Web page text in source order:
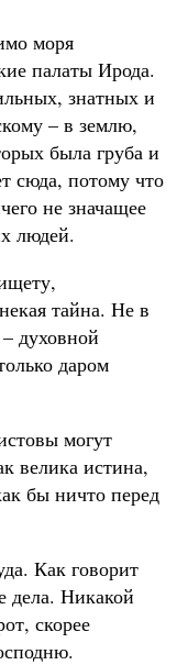
моря
палаты Ирода.
знатных и
– в землю,
была груба и
сюда, потому что
не значащее
людей.
тайна. Не в
духовной
даром
могут
велика истина,
бы ничто перед
Как говорит
дела. Никакой
скорее